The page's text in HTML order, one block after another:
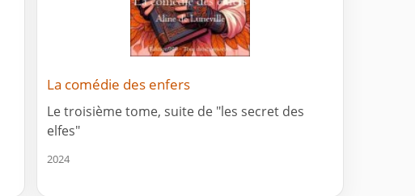
La comédie des enfers
Le troisième tome, suite de "les secret des
elfes"
2024